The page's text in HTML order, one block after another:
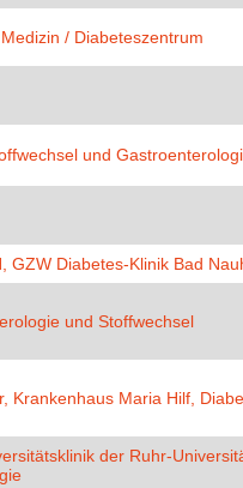
/ Diabeteszentrum
und
GZW Diabetes-Klinik Bad
und Stoffwechsel
Krankenhaus Maria Hilf,
der Ruhr-